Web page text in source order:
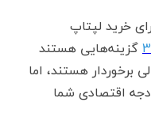
خرید لپتاپ
گزینه‌هایی هستند
برخوردار هستند، اما
اقتصادی شما